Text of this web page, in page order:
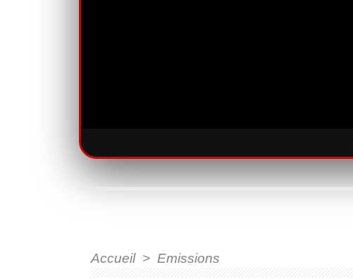
Accueil > Emissions